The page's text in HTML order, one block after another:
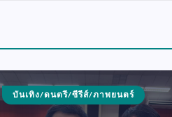
บันเทิง/ดนตรี/ซีรีส์/ภาพยนตร์